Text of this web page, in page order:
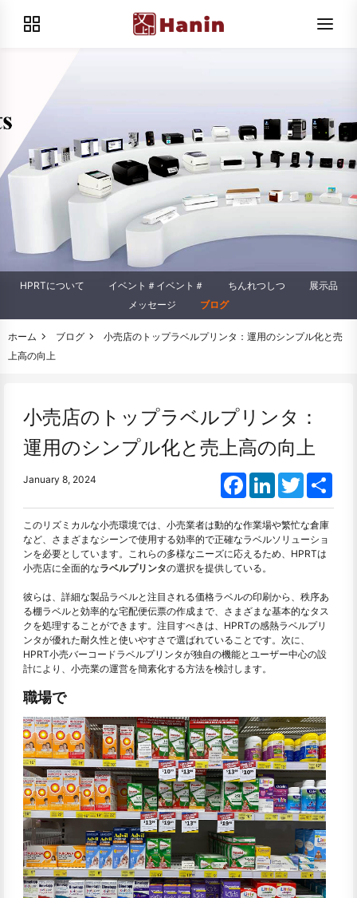
HPRTについて イベント＃イベント＃ ちんれつしつ
展示品
メッセージ
ブログ
ホーム ブログ
小売店のトップラベルプリンタ：運用のシンプル化と売
上高の向上
小売店のトップラベルプリンタ：
運用のシンプル化と売上高の向上
January 8, 2024 FacebookLinkedInTwitter
このリズミカルな小売環境では、小売業者は動的な作業場や繁忙な倉庫
など、さまざまなシーンで使用する効率的で正確なラベルソリューショ
ンを必要としています。これらの多様なニーズに応えるため、HPRTは
小売店に全面的なラベルプリンタの選択を提供している。
彼らは、詳細な製品ラベルと注目される価格ラベルの印刷から、秩序あ
る棚ラベルと効率的な宅配便伝票の作成まで、さまざまな基本的なタス
クを処理することができます。注目すべきは、HPRTの感熱ラベルプリ
ンタが優れた耐久性と使いやすさで選ばれていることです。次に、
HPRT小売バーコードラベルプリンタが独自の機能とユーザー中心の設
計により、小売業の運営を簡素化する方法を検討します。
職場で